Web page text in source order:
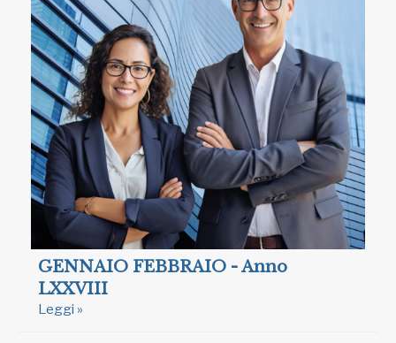
GENNAIO FEBBRAIO - Anno
LXXVIII
Leggi »